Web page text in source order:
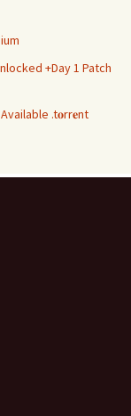
+Day 1 Patch
.t𝐨rr𝐞nt